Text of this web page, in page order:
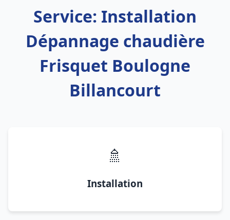
Service: Installation
Dépannage chaudière
Frisquet Boulogne
Billancourt
🚿
Installation